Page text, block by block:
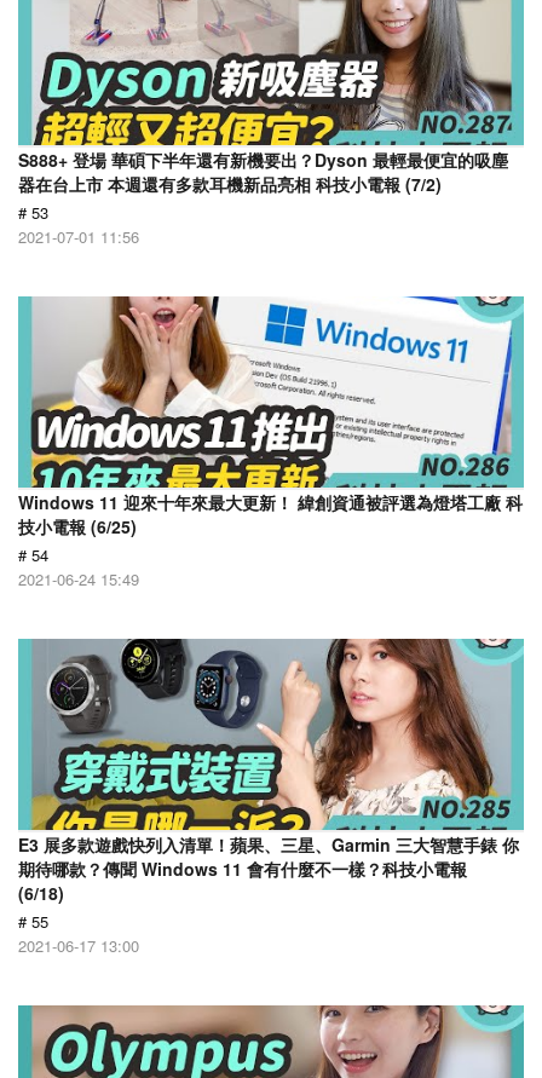
S888+ 登場 華碩下半年還有新機要出？Dyson 最輕最便宜的吸塵
器在台上市 本週還有多款耳機新品亮相 科技小電報 (7/2)
# 53
2021-07-01 11:56
Windows 11 迎來十年來最大更新！ 緯創資通被評選為燈塔工廠 科
技小電報 (6/25)
# 54
2021-06-24 15:49
E3 展多款遊戲快列入清單！蘋果、三星、Garmin 三大智慧手錶 你
期待哪款？傳聞 Windows 11 會有什麼不一樣？科技小電報
(6/18)
# 55
2021-06-17 13:00